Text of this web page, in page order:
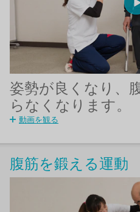
姿勢が良くなり、
らなくなります。
動画を観る
腹筋を鍛える運動